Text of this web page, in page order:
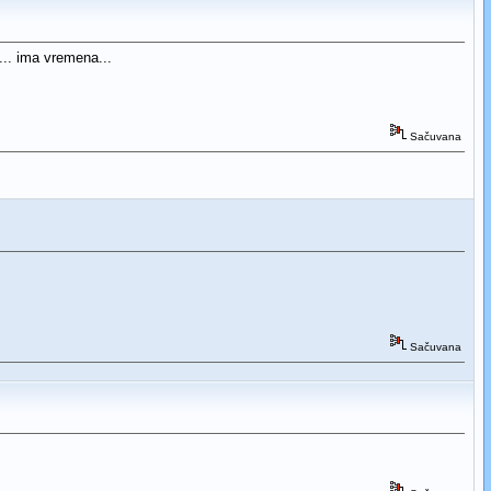
ima vremena...
Sačuvana
Sačuvana